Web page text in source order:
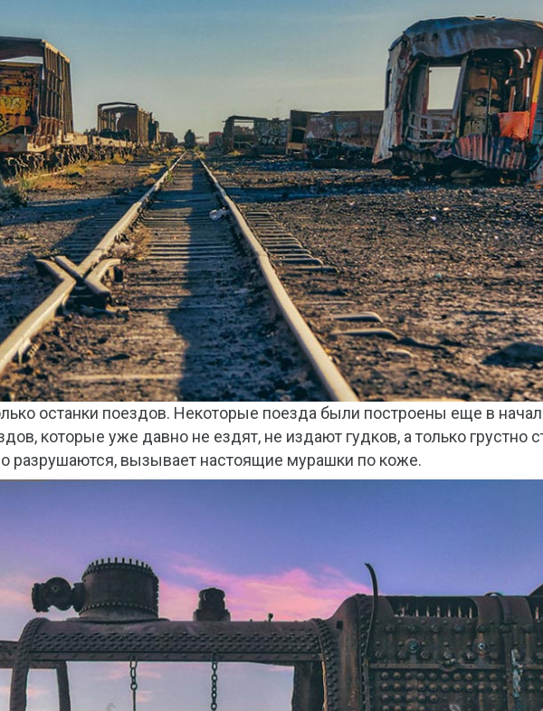
останки поездов. Некоторые поезда были построены еще в
которые уже давно не ездят, не издают гудков, а только грустно
разрушаются, вызывает настоящие мурашки по коже.